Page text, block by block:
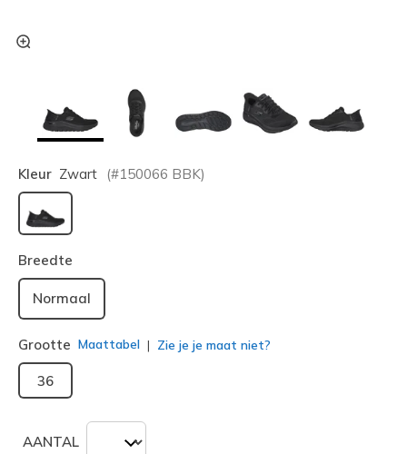
Kleur Zwart (#150066 BBK)
geselecteerd
Breedte
Normaal
Grootte Maattabel Zie je je maat niet?
36
AANTAL